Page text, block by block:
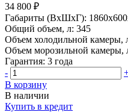
34 800 ₽
Габариты (ВхШхГ):
Общий объем, л: 345
Объем холодильной камеры,
Объем морозильной камеры,
Гарантия: 3 года
-
В корзину
В наличии
Купить в кредит